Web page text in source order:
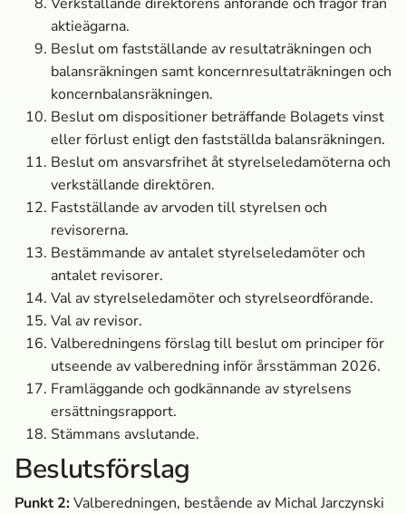
aktieägarna.
Beslut om fastställande av resultaträkningen och
balansräkningen samt koncernresultaträkningen och
koncernbalansräkningen.
Beslut om dispositioner beträffande Bolagets vinst
eller förlust enligt den fastställda balansräkningen.
Beslut om ansvarsfrihet åt styrelseledamöterna och
verkställande direktören.
Fastställande av arvoden till styrelsen och
revisorerna.
Bestämmande av antalet styrelseledamöter och
antalet revisorer.
Val av styrelseledamöter och styrelseordförande.
Val av revisor.
Valberedningens förslag till beslut om principer för
utseende av valberedning inför årsstämman 2026.
Framläggande och godkännande av styrelsens
ersättningsrapport.
Stämmans avslutande.
Beslutsförslag
Punkt 2:Valberedningen, bestående av Michal Jarczynski